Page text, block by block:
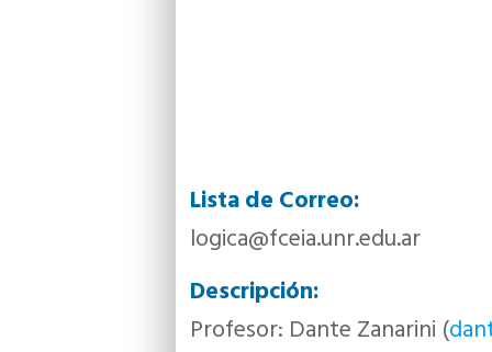
Lista de Correo:
logica@fceia.unr.edu.ar
Descripción:
Profesor: Dante Zanarini (